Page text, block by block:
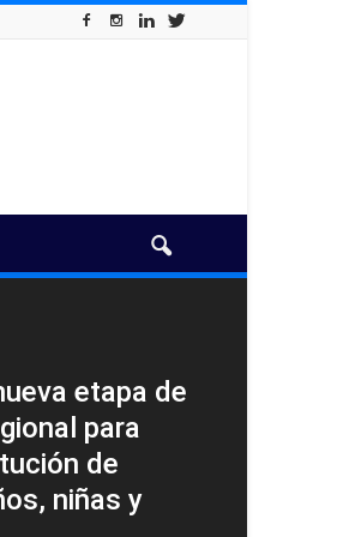
etapa de
para
de
niñas y